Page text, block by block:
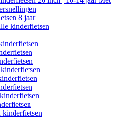
8 jaar
kinderfietsen
kinderfietsen